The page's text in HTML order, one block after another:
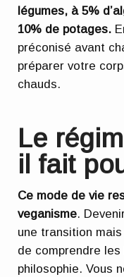
légumes, à 5%
10% de potages.
préconisé avant
préparer votre
chauds.
Le
il fait
Ce mode de vie
veganisme.
une transition
de comprendre
philosophie. Vous